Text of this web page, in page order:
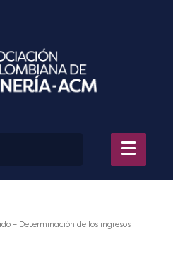
– Determinación de los ingresos